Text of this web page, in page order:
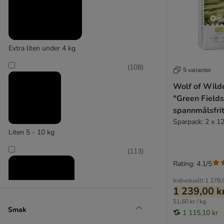
Greenwoods
Happy Dog NaturCroq
Hill's Prescription Diet
Josera
JULIUS K-9
MAC's
Extra liten under 4 kg
Liten 5 - 10 kg
(108)
(113)
Smak
5 varianter
Wolf of
"Green
Sparpack: 2 x
Individuellt 1
1 239,00
51,60 kr / kg
1 115,10 kr
Rating: 4.1/5